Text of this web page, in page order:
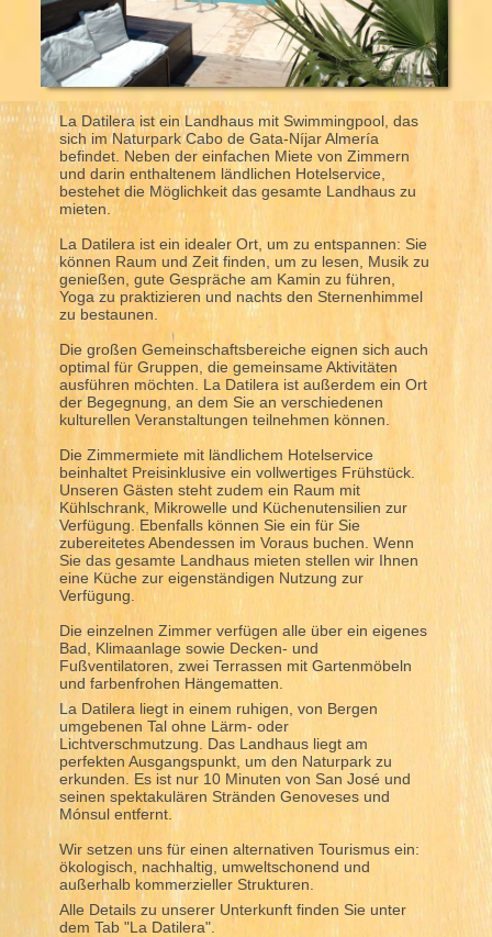
La Datilera ist ein Landhaus mit Swimmingpool, das
sich im Naturpark Cabo de Gata-Níjar Almería
befindet. Neben der einfachen Miete von Zimmern
und darin enthaltenem ländlichen Hotelservice,
bestehet die Möglichkeit das gesamte Landhaus zu
mieten.
La Datilera ist ein idealer Ort, um zu entspannen: Sie
können Raum und Zeit finden, um zu lesen, Musik zu
genießen, gute Gespräche am Kamin zu führen,
Yoga zu praktizieren und nachts den Sternenhimmel
zu bestaunen.
Die großen Gemeinschaftsbereiche eignen sich auch
optimal für Gruppen, die gemeinsame Aktivitäten
ausführen möchten. La Datilera ist außerdem ein Ort
der Begegnung, an dem Sie an verschiedenen
kulturellen Veranstaltungen teilnehmen können.
Die Zimmermiete mit ländlichem Hotelservice
beinhaltet Preisinklusive ein vollwertiges Frühstück.
Unseren Gästen steht zudem ein Raum mit
Kühlschrank, Mikrowelle und Küchenutensilien zur
Verfügung. Ebenfalls können Sie ein für Sie
zubereitetes Abendessen im Voraus buchen. Wenn
Sie das gesamte Landhaus mieten stellen wir Ihnen
eine Küche zur eigenständigen Nutzung zur
Verfügung.
Die einzelnen Zimmer verfügen alle über ein eigenes
Bad, Klimaanlage sowie Decken- und
Fußventilatoren, zwei Terrassen mit Gartenmöbeln
und farbenfrohen Hängematten.
La Datilera liegt in einem ruhigen, von Bergen
umgebenen Tal ohne Lärm- oder
Lichtverschmutzung. Das Landhaus liegt am
perfekten Ausgangspunkt, um den Naturpark zu
erkunden. Es ist nur 10 Minuten von San José und
seinen spektakulären Stränden Genoveses und
Mónsul entfernt.
Wir setzen uns für einen alternativen Tourismus ein:
ökologisch, nachhaltig, umweltschonend und
außerhalb kommerzieller Strukturen.
Alle Details zu unserer Unterkunft finden Sie unter
dem Tab "La Datilera".